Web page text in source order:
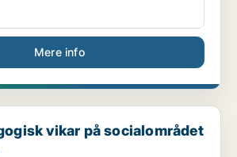
Mere info
på socialområdet i Vagtordn...
vikar på socialområdet